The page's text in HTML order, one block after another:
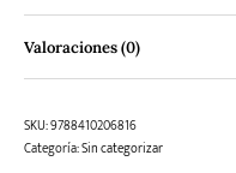
Valoraciones (0)
SKU:9788410206816
Categoría:Sin categorizar